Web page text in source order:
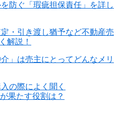
防ぐ「瑕疵担保責任」を詳し
・引き渡し猶予など不動産売
解説！
」は売主にとってどんなメリ
の際によく聞く
果たす役割は？